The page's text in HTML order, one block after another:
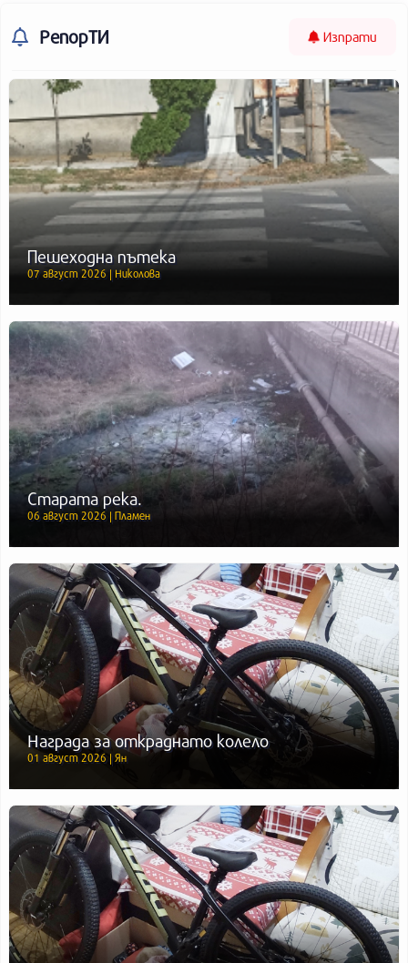
РепорТИ Изпрати
Пешеходна пътека
07 август 2026 | Николова
Старата река.
06 август 2026 | Пламен
Награда за откраднато колело
01 август 2026 | Ян